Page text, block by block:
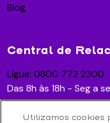
Blog
Central de
Ligue: 0800 772 2300
Das 8h às 18h - Seg a
Utilizamos cookies